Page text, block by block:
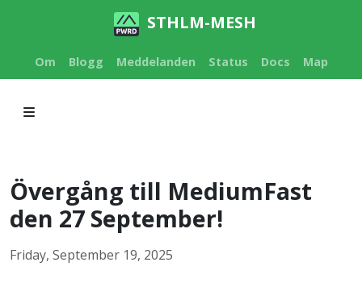
STHLM-MESH
Om Blogg Meddelanden Status Docs Map
Övergång till MediumFast
den 27 September!
Friday, September 19, 2025